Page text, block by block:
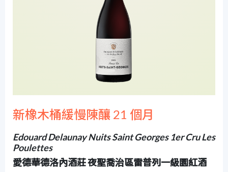
新橡木桶緩慢陳釀 21 個月
Edouard Delaunay Nuits Saint Georges 1er Cru Les
Poulettes
愛德華德洛內酒莊 夜聖喬治區雷普列一級園紅酒